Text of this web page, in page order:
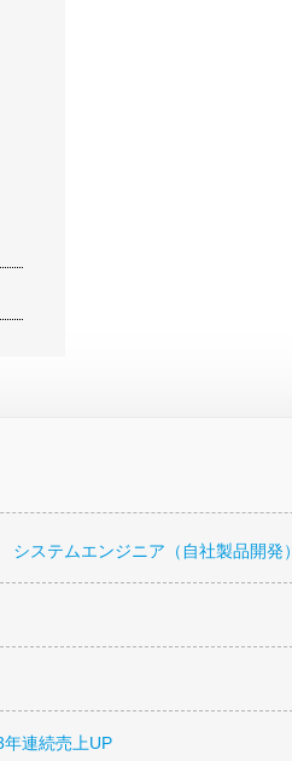
システムエンジニア（自社製品開発）
年連続売上UP